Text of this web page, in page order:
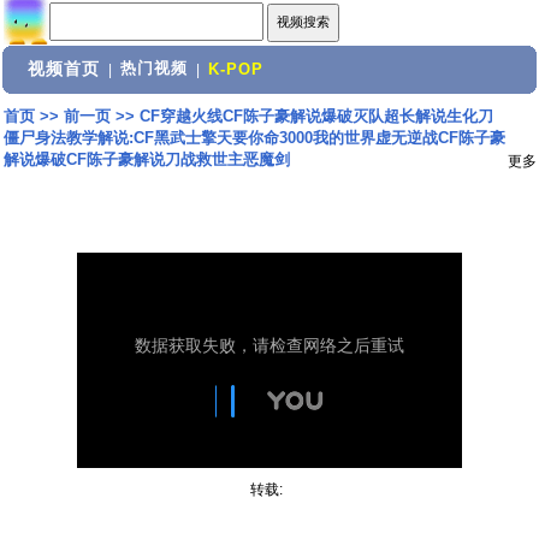
视频首页 热门视频 K-POP
首页>> 前一页>> CF穿越火线CF陈子豪解说爆破灭队超长解说生化刀
僵尸身法教学解说:CF黑武士擎天要你命3000我的世界虚无逆战CF陈子豪
解说爆破CF陈子豪解说刀战救世主恶魔剑
更多
转载: